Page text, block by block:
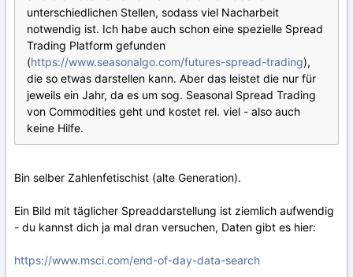
unterschiedlichen Stellen, sodass viel Nacharbeit
notwendig ist. Ich habe auch schon eine spezielle Spread
Trading Platform gefunden
(https://www.seasonalgo.com/futures-spread-trading),
die so etwas darstellen kann. Aber das leistet die nur für
jeweils ein Jahr, da es um sog. Seasonal Spread Trading
von Commodities geht und kostet rel. viel - also auch
keine Hilfe.
Bin selber Zahlenfetischist (alte Generation).
Ein Bild mit täglicher Spreaddarstellung ist ziemlich aufwendig
- du kannst dich ja mal dran versuchen, Daten gibt es hier:
https://www.msci.com/end-of-day-data-search